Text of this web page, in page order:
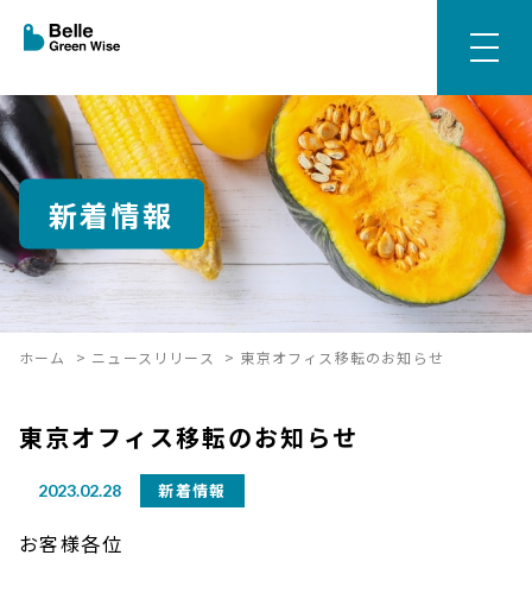
新着情報
ホーム > ニュースリリース > 東京オフィス移転のお知らせ
東京オフィス移転のお知らせ
2023.02.28 新着情報
お客様各位